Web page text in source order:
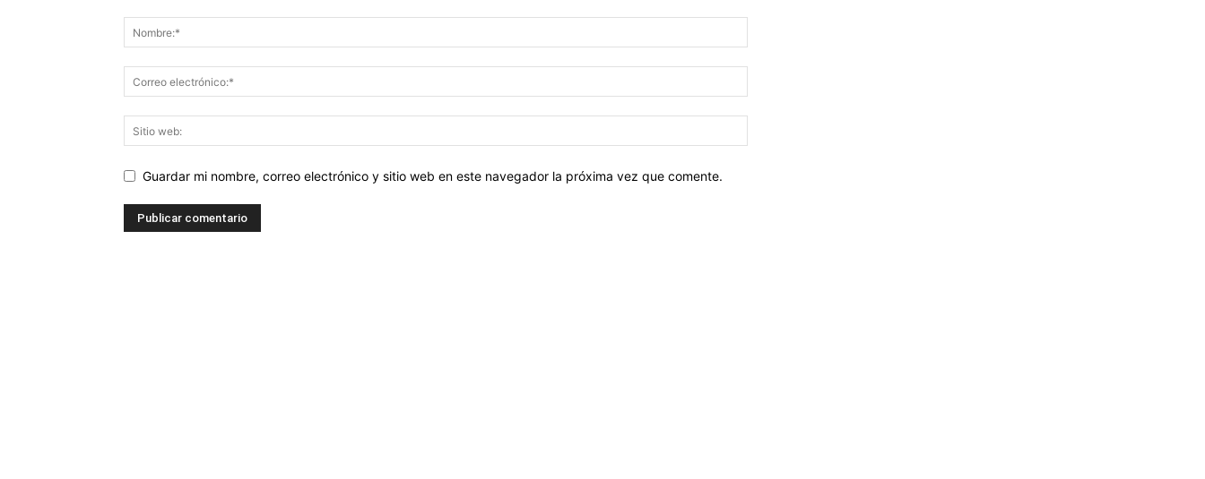
Guardar mi nombre, correo electrónico y sitio web en este navegador la próxima vez que comente.